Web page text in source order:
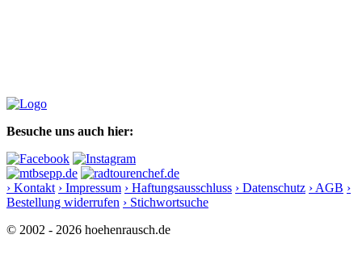
Besuche uns auch hier:
› Kontakt › Impressum › Haftungsausschluss › Datenschutz › AGB ›
Bestellung widerrufen › Stichwortsuche
© 2002 - 2026 hoehenrausch.de